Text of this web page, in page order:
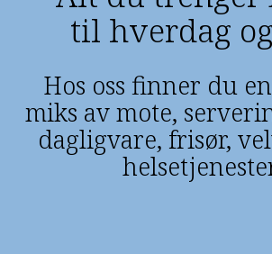
til hverdag
Hos oss finner du
miks av mote,
dagligvare, frisør,